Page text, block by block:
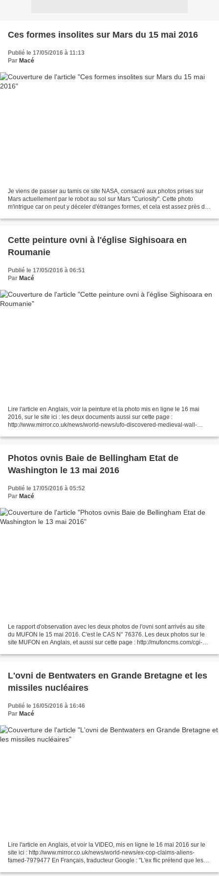
Ces formes insolites sur Mars du 15 mai 2016
Publié le 17/05/2016 à 11:13
Par Macé
Je viens de passer au tamis ce site NASA, consacré aux photos prises sur
Mars actuellement par le robot au sol sur Mars "Curiosity". Cette photo
m'intrigue car on peut y déceler d'étranges formes, et cela est assez près du
Cette peinture ovni à l'église Sighisoara en
Roumanie
Publié le 17/05/2016 à 06:51
Par Macé
Lire l'article en Anglais, voir la peinture et la photo mis en ligne le 16 mai
2016, sur le site ici : les deux documents aussi sur cette page :
http://www.mirror.co.uk/news/world-news/ufo-discovered-medieval-wall-
Photos ovnis Baie de Bellingham Etat de
Washington le 13 mai 2016
Publié le 17/05/2016 à 05:52
Par Macé
Le rapport d'observation avec les deux photos de l'ovni sont arrivés au site
du MUFON le 15 mai 2016. C'est le CAS N° 76376. Les deux photos sur le
site MUFON en Anglais, et aussi sur cette page : http://mufoncms.com/cgi-
L'ovni de Bentwaters en Grande Bretagne et les
missiles nucléaires
Publié le 16/05/2016 à 16:46
Par Macé
Lire l'article en Anglais, et voir la VIDEO, mis en ligne le 16 mai 2016 sur le
site ici : http://www.mirror.co.uk/news/world-news/ex-cop-claims-aliens-
famed-7979477 En Français, traducteur Google : "L'ex flic prétend que les